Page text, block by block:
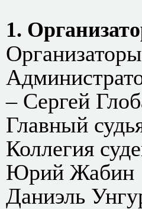
1.
– Сергей
Главный
Коллегия
Юрий Жабин
Даниэль